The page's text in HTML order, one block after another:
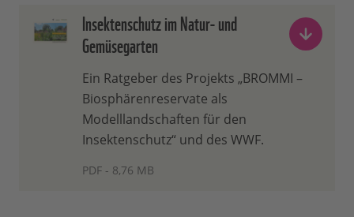
Insektenschutz im Natur- und
Gemüsegarten
Ein Ratgeber des Projekts „BROMMI –
Biosphärenreservate als
Modelllandschaften für den
Insektenschutz“ und des WWF.
PDF - 8,76 MB